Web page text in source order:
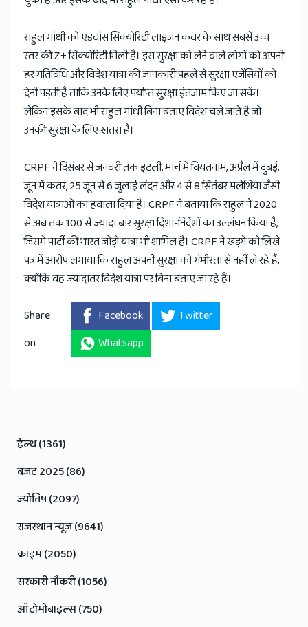
राहुल गांधी को एडवांस सिक्योरिटी लाइजन कवर के साथ सबसे उच्च
स्तर की Z+ सिक्योरिटी मिली है। इस सुरक्षा को लेने वाले लोगों को अपनी
हर गतिविधि और विदेश यात्रा की जानकारी पहले से सुरक्षा एजेंसियों को
देनी पड़ती है ताकि उनके लिए पर्याप्त सुरक्षा इंतजाम किए जा सकें।
लेकिन इसके बाद भी राहुल गांधी बिना बताए विदेश चले जाते है जो
उनकी सुरक्षा के लिए खतरा है।
CRPF ने दिसंबर से जनवरी तक इटली, मार्च में वियतनाम, अप्रैल में दुबई,
जून में कतर, 25 जून से 6 जुलाई लंदन और 4 से 8 सितंबर मलेशिया जैसी
विदेश यात्राओं का हवाला दिया है। CRPF ने बताया कि राहुल ने 2020
से अब तक 100 से ज्यादा बार सुरक्षा दिशा-निर्देशों का उल्लंघन किया है,
जिसमें पार्टी की भारत जोड़ो यात्रा भी शामिल है। CRPF ने खड़गे को लिखे
पत्र में आरोप लगाया कि राहुल अपनी सुरक्षा को गंभीरता से नहीं ले रहे हैं,
क्योंकि वह ज्यादातर विदेश यात्रा पर बिना बताए जा रहे हैं।
Share
on
Facebook
Twitter
Whatsapp
हेल्थ (1361)
बजट 2025 (86)
ज्योतिष (2097)
राजस्थान न्यूज़ (9641)
क्राइम (2050)
सरकारी नौकरी (1056)
ऑटोमोबाइल्स (750)